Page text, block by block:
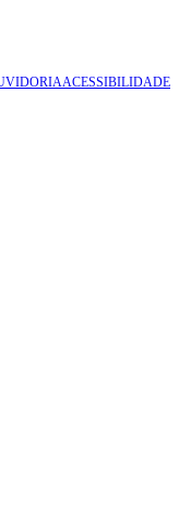
ACESSIBILIDADE